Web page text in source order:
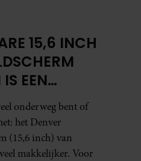
15,6 INCH
EEN
VOOR
ÉN BINGE-
onderweg bent of
het Denver
(15,6 inch) van
makkelijker. Voor